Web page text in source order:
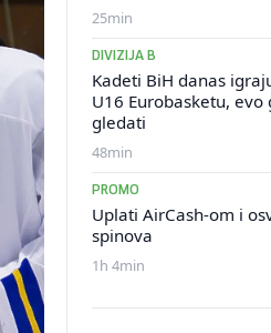
25min
DIVIZIJA B
Kadeti BiH danas
U16 Eurobasketu,
gledati
48min
PROMO
Uplati AirCash-om i
spinova
1h 4min